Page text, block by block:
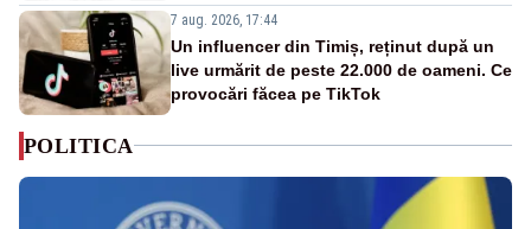
7 aug. 2026, 17:44
Un influencer din Timiș, reținut după un
live urmărit de peste 22.000 de oameni. Ce
provocări făcea pe TikTok
POLITICA